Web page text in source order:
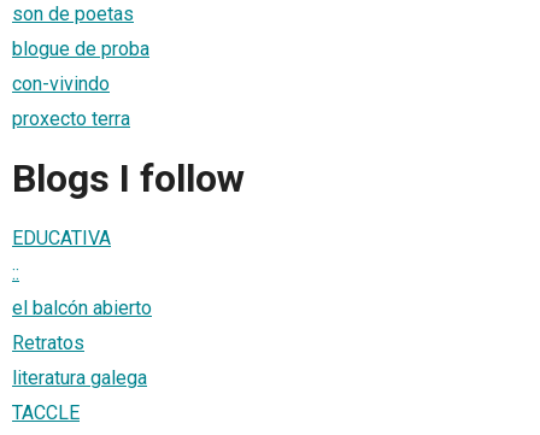
son de poetas
blogue de proba
con-vivindo
proxecto terra
Blogs I follow
EDUCATIVA
::
el balcón abierto
Retratos
literatura galega
TACCLE